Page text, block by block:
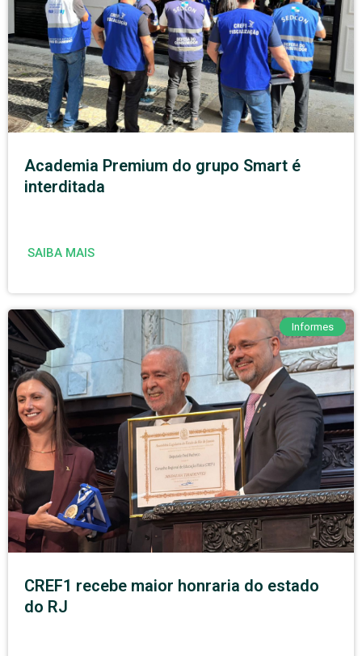
Academia Premium do grupo Smart é
interditada
SAIBA MAIS
Informes
CREF1 recebe maior honraria do estado
do RJ